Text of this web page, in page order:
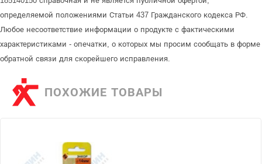
определяемой положениями Статьи 437 Гражданского кодекса РФ.
Любое несоответствие информации о продукте с фактическими
характеристиками - опечатки, о которых мы просим сообщать в форме
обратной связи для скорейшего исправления.
ПОХОЖИЕ ТОВАРЫ